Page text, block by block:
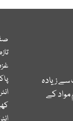
زیادہ
کے